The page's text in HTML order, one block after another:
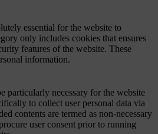
essential for the website to
only includes cookies that ensures
features of the website. These
information.
particularly necessary for the website
to collect user personal data via
contents are termed as non-necessary
user consent prior to running